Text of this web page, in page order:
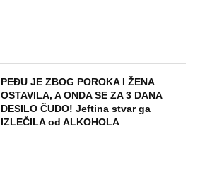
PEĐU JE ZBOG POROKA I ŽENA
OSTAVILA, A ONDA SE ZA 3 DANA
DESILO ČUDO! Jeftina stvar ga
IZLEČILA od ALKOHOLA